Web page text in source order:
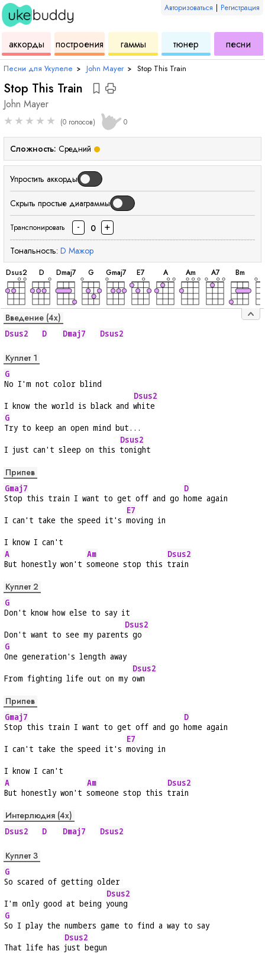
Авторизоваться | Регистрация
аккорды
для
укулеле
инструмент
для
построения
аккордов
гаммы
для
укулелетюнер
для
укулелепесни
Песни для Укулеле › John Mayer › Stop This Train
Stop This Train
John Mayer
★ ★ ★ ★ ★ (0 голосов) 0
Сложность: Средний
Упростить аккорды
Скрыть простые диаграммы
Транспонировать - 0 +
Тональность: D Мажор
Dsus2
аккорд
D
аккорд
Dmaj7
аккорд
G
аккорд
Gmaj7
аккорд
E7
аккорд
A
аккорд
Am
аккорд
A7
аккорд
Bm
Введение (4x)
Dsus2 D Dmaj7 Dsus2
Куплет 1
G
No I'm not color blind
I know the world is black and
Dsus2
white
G
Try to keep an open mind but...
I just can't sleep on this
Dsus2
tonight
Припев
Gmaj7
Stop this train I want to get off and go
D
home again
I can't take the speed it's
E7
moving in
I know I can't
A
But honestly won't
Am
someone stop this
Dsus2
train
Куплет 2
G
Don't know how else to say it
Don't want to see my parent
Dsus2
s go
G
One generation's length away
From fighting life out on my
Dsus2
own
Припев
Gmaj7
Stop this train I want to get off and go
D
home again
I can't take the speed it's
E7
moving in
I know I can't
A
But honestly won't
Am
someone stop this
Dsus2
train
Интерлюдия (4x)
Dsus2 D Dmaj7 Dsus2
Куплет 3
G
So scared of getting older
I'm only good at being
Dsus2
young
G
So I play the numbers game to find a way to say
That life has
Dsus2
just begun